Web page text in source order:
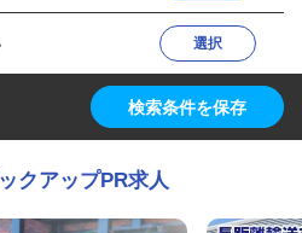
選択
検索条件を保存
クアップPR求人